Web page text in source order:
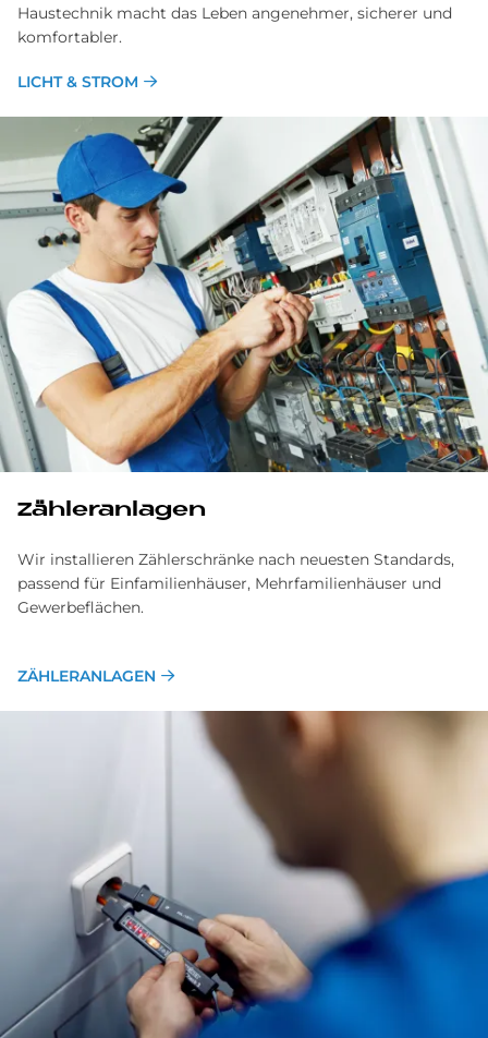
Haustechnik macht das Leben angenehmer, sicherer und
komfortabler.
LICHT & STROM
Zähleranlagen
Wir installieren Zählerschränke nach neuesten Standards,
passend für Einfamilienhäuser, Mehrfamilienhäuser und
Gewerbeflächen.
ZÄHLERANLAGEN